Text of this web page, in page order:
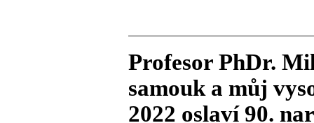
Profesor PhDr.
samouk a můj
2022 oslaví 90.